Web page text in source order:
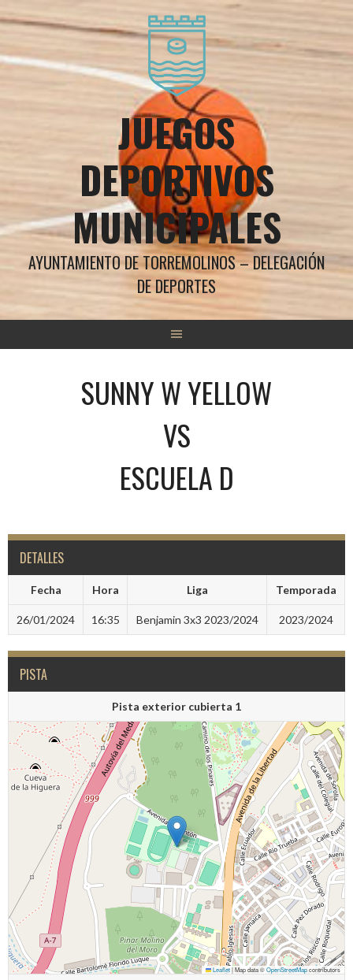
al
JUEGOS
DEPORTIVOS
MUNICIPALES
AYUNTAMIENTO DE TORREMOLINOS – DELEGACIÓN
DE DEPORTES
SUNNY W YELLOW
VS
ESCUELA D
DETALLES
Fecha Hora Liga Temporada
26/01/2024 16:35 Benjamin 3x3 2023/2024 2023/2024
PISTA
Pista exterior cubierta 1
Leaflet|Map data ©OpenStreetMapcontributors